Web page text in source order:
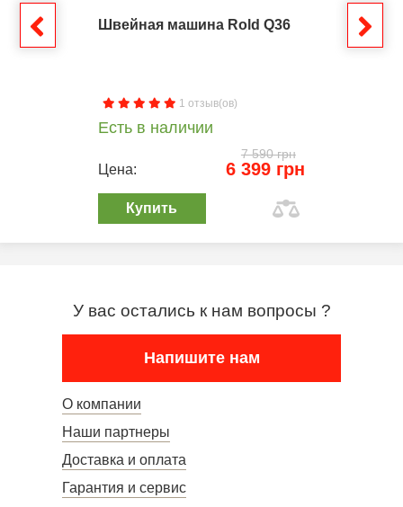
Швейная машина Rold Q36
1 отзыв(ов)
Есть в наличии
7 590 грн
Цена: 6 399 грн
Купить
У вас остались к нам вопросы ?
Напишите нам
О компании
Наши партнеры
Доставка и оплата
Гарантия и сервис